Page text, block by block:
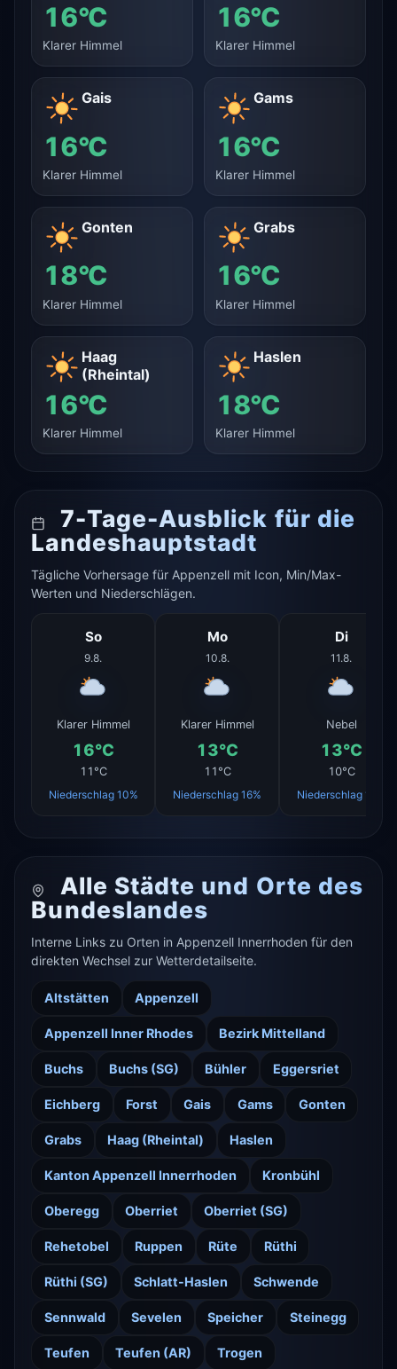
16°C
Klarer Himmel
16°C
Klarer Himmel
Gais
16°C
Klarer Himmel
Gams
16°C
Klarer Himmel
Gonten
18°C
Klarer Himmel
Grabs
16°C
Klarer Himmel
Haag
(Rheintal)
16°C
Klarer Himmel
Haslen
18°C
Klarer Himmel
7-Tage-Ausblick für die
Landeshauptstadt
Tägliche Vorhersage für Appenzell mit Icon, Min/Max-
Werten und Niederschlägen.
So
9.8.
Klarer Himmel
16°C
11°C
Niederschlag 10%
Mo
10.8.
Klarer Himmel
13°C
11°C
Niederschlag 16%
Di
11.8.
Nebel
13°C
10°C
Niederschlag 16%
Alle Städte und Orte des
Bundeslandes
Interne Links zu Orten in Appenzell Innerrhoden für den
direkten Wechsel zur Wetterdetailseite.
Altstätten Appenzell
Appenzell Inner Rhodes Bezirk Mittelland
Buchs Buchs (SG) Bühler Eggersriet
Eichberg Forst Gais Gams Gonten
Grabs Haag (Rheintal) Haslen
Kanton Appenzell Innerrhoden Kronbühl
Oberegg Oberriet Oberriet (SG)
Rehetobel Ruppen Rüte Rüthi
Rüthi (SG) Schlatt-Haslen Schwende
Sennwald Sevelen Speicher Steinegg
Teufen Teufen (AR) Trogen